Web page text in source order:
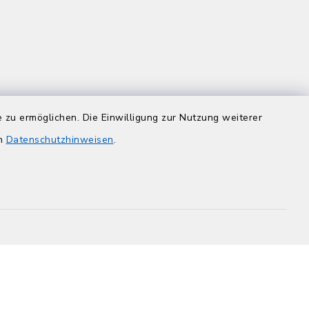
ermöglichen. Die Einwilligung zur Nutzung weiterer
Datenschutzhinweisen.